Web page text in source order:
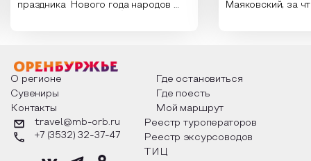
праздника Нового года народов
о том, как встречают новый год в
разных уголках страны, какие
обряды совершают на удачу и
благополучие, в чем схожи и
различаются традиции. Кто такой
Дед Мороз и откуда он пришел, как
его называют в разных уголках
страны и как появились елочные
Маяковский, за
Твардовского и
каждой строчке
восхищение
яркому времени
О регионе
Где остановиться
Сувениры
Где поесть
Контакты
Мой маршрут
travel@mb-orb.ru
+7 (3532) 32-37-47
Реестр туроператоров
Реестр эксурсоводов
ТИЦ